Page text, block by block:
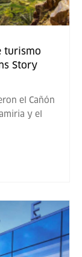
turismo
Story
el Cañón
y el